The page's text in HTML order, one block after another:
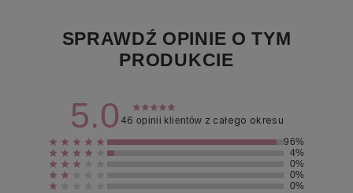
SPRAWDŹ OPINIE O TYM
PRODUKCIE
5.0 46 opinii klientów z całego okresu
96%
4%
0%
0%
0%